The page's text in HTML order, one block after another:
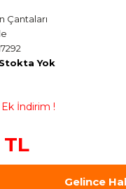
Çantaları
Stokta Yok
Ek İndirim !
Gelince